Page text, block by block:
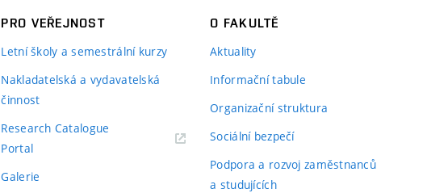
PRO VEŘEJNOST
Letní školy a semestrální kurzy
Nakladatelská a vydavatelská
činnost
Research Catalogue
Portal
Galerie
O FAKULTĚ
Aktuality
Informační tabule
Organizační struktura
Sociální bezpečí
Podpora a rozvoj zaměstnanců
a studujících